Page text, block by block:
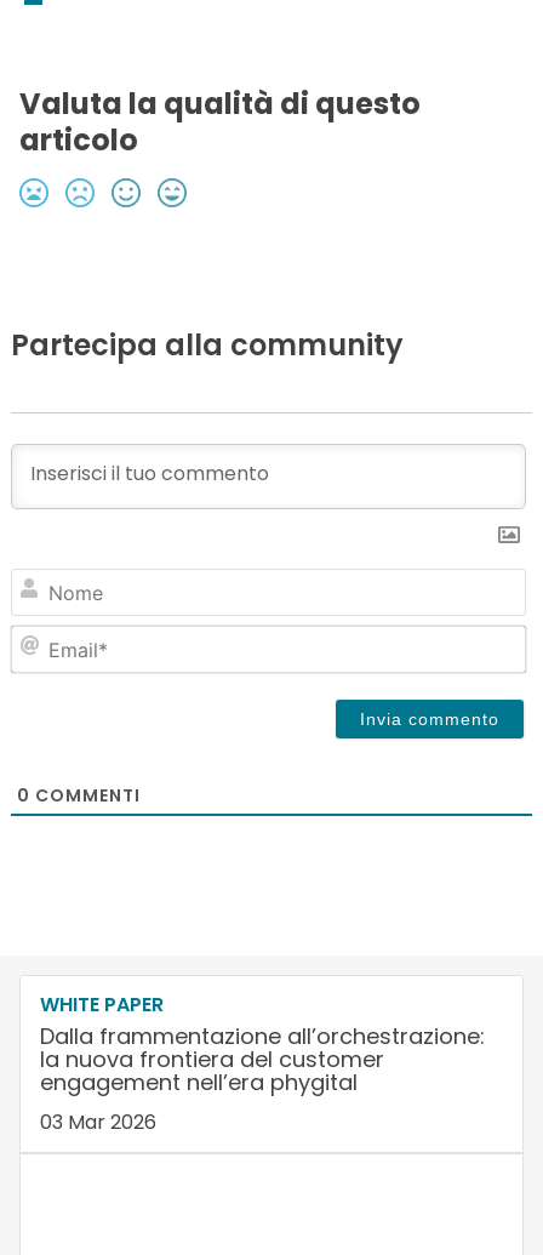
Valuta la qualità di questo
articolo
Partecipa alla community
0 COMMENTI
WHITE PAPER
Dalla frammentazione all’orchestrazione:
la nuova frontiera del customer
engagement nell’era phygital
03 Mar 2026